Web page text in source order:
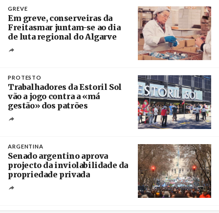
GREVE
Em greve, conserveiras da
Freitasmar juntam-se ao dia
de luta regional do Algarve
PROTESTO
Trabalhadores da Estoril Sol
vão a jogo contra a «má
gestão» dos patrões
ARGENTINA
Senado argentino aprova
projecto da inviolabilidade da
propriedade privada